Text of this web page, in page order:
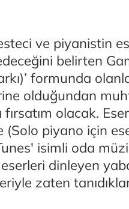
ve piyanistin
belirten
formunda
olduğundan
olacak.
(Solo piyano için
isimli oda
dinleyen
zaten